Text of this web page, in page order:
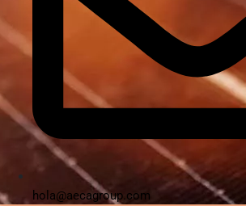
hola@aecagroup.com